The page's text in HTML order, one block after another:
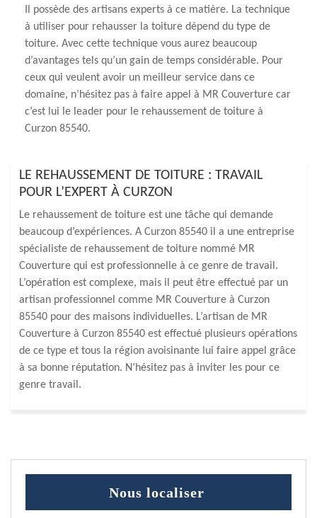
Il possède des artisans experts à ce matière. La technique
à utiliser pour rehausser la toiture dépend du type de
toiture. Avec cette technique vous aurez beaucoup
d’avantages tels qu’un gain de temps considérable. Pour
ceux qui veulent avoir un meilleur service dans ce
domaine, n’hésitez pas à faire appel à MR Couverture car
c’est lui le leader pour le rehaussement de toiture à
Curzon 85540.
LE REHAUSSEMENT DE TOITURE : TRAVAIL
POUR L’EXPERT À CURZON
Le rehaussement de toiture est une tâche qui demande
beaucoup d’expériences. A Curzon 85540 il a une entreprise
spécialiste de rehaussement de toiture nommé MR
Couverture qui est professionnelle à ce genre de travail.
L’opération est complexe, mais il peut être effectué par un
artisan professionnel comme MR Couverture à Curzon
85540 pour des maisons individuelles. L’artisan de MR
Couverture à Curzon 85540 est effectué plusieurs opérations
de ce type et tous la région avoisinante lui faire appel grâce
à sa bonne réputation. N’hésitez pas à inviter les pour ce
genre travail.
Nous localiser